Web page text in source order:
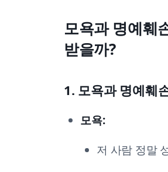
모욕과 명예훼
받을까?
1. 모욕과 명예훼
모욕:
저 사람 정말